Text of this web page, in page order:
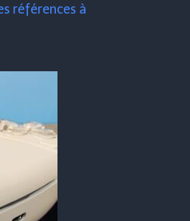
références à